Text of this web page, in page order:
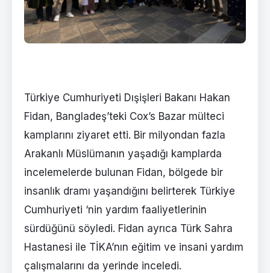
Türkiye Cumhuriyeti Dışişleri Bakanı Hakan
Fidan, Bangladeş’teki Cox’s Bazar mülteci
kamplarını ziyaret etti. Bir milyondan fazla
Arakanlı Müslümanın yaşadığı kamplarda
incelemelerde bulunan Fidan, bölgede bir
insanlık dramı yaşandığını belirterek Türkiye
Cumhuriyeti ‘nin yardım faaliyetlerinin
sürdüğünü söyledi. Fidan ayrıca Türk Sahra
Hastanesi ile TİKA’nın eğitim ve insani yardım
çalışmalarını da yerinde inceledi.